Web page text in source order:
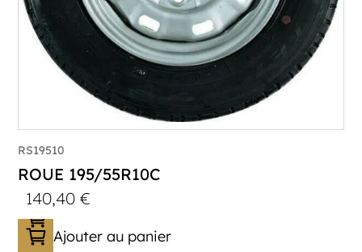
RS19510
ROUE 195/55R10C
140,40€
Ajouter au panier